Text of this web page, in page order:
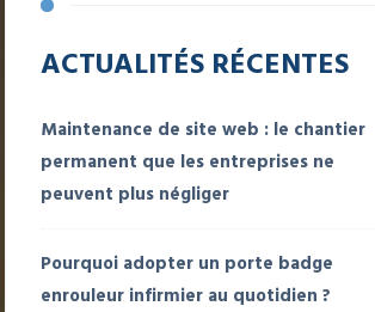
ACTUALITÉS RÉCENTES
Maintenance de site web : le chantier
permanent que les entreprises ne
peuvent plus négliger
Pourquoi adopter un porte badge
enrouleur infirmier au quotidien ?